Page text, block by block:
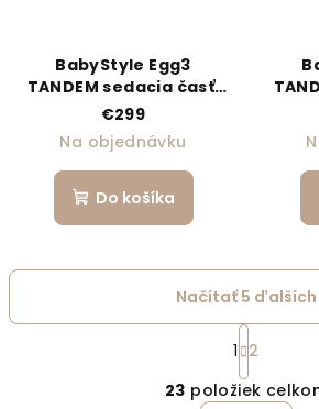
BabyStyle Egg3
TANDEM sedacia časť,
Mink 2026
€299
Na objednávku
Do košíka
Načítať 5 ďalších
1 2
23 položiek